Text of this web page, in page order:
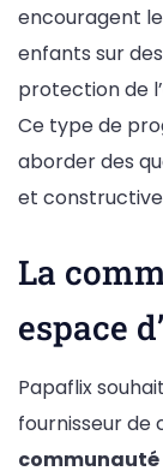
encouragent
enfants sur
protection de
Ce type de
aborder des
et
La
espace
Papaflix
fournisseur
communauté